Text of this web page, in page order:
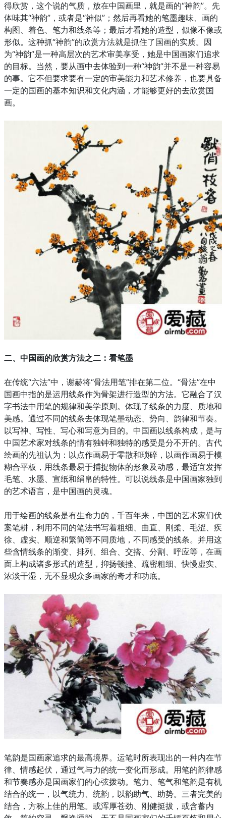
得欣赏，这个说的气质，放在中国画里，就是画的“神韵”。先
体味其“神韵”，或者是“神似”；然后再看她的笔墨趣味、画的
构图、着色、笔力和线条等；最后才看她的造型，似像不像或
形似。这种抓“神韵”的欣赏方法就是抓住了国画的实质。因
为“神韵”是一种高层次的艺术审美享受，她是中国画家们追求
的目标。当然，要从画中去体验到一种“神韵”并不是一种容易
的事。它不但要求要有一定的审美能力和艺术修养，也要具备
一定的国画的基本知识和文化内涵，才能够更好的去欣赏国
画。
二、 中国画的欣赏方法之二： 看笔墨
在传统“六法”中，谢赫将“骨法用笔”排在第二位。“骨法”在中
国画中指的是运用线条作为骨架进行造型的方法。它融合了汉
字书法中用笔的规律和美学原则。体现了线条的力度、质地和
美感。通过不同的线条去体现笔墨动态、势向、韵律和节奏。
以写神、写性、写心和写意为目的。中国画以线条构成，是与
中国艺术家对线条的情有独钟和独特的感受是分不开的。古代
绘画的先祖认为：以点作画易于零散和琐碎，以画作画易于模
糊合平板，用线条最易于捕捉物体的形象及动感，最适宜发挥
毛笔、水墨、宣纸和绢帛的特性。可以说线条是中国画家独到
的艺术语言，是中国画的灵魂。
用于绘画的线条是有生命力的，千百年来，中国的艺术家们伏
案笔耕，利用不同的笔法书写着粗细、曲直、刚柔、毛涩、疾
徐、虚实、顺逆和繁简等不同质地，不同感受的线条。并用这
些含情线条的渐变、排列、组合、交搭、分割、呼应等，在画
面上构成诸多形式的造型，抑扬顿挫、疏密粗细、快慢虚实、
浓淡干湿，无不显现众多画家的奇才和功底。
笔韵是国画家追求的最高境界。运笔时所表现出的一种内在节
律、情感起伏，通过气与力的统一变化而形成。用笔的韵律感
和节奏感亦是国画家们的心弦拨动。笔力、笔气和笔韵是有机
结合的统一，以气统力、统韵，以韵助气、助势。三者完美的
结合，方称上佳的用笔。或浑厚苍劲、刚健挺拔，或含蓄内